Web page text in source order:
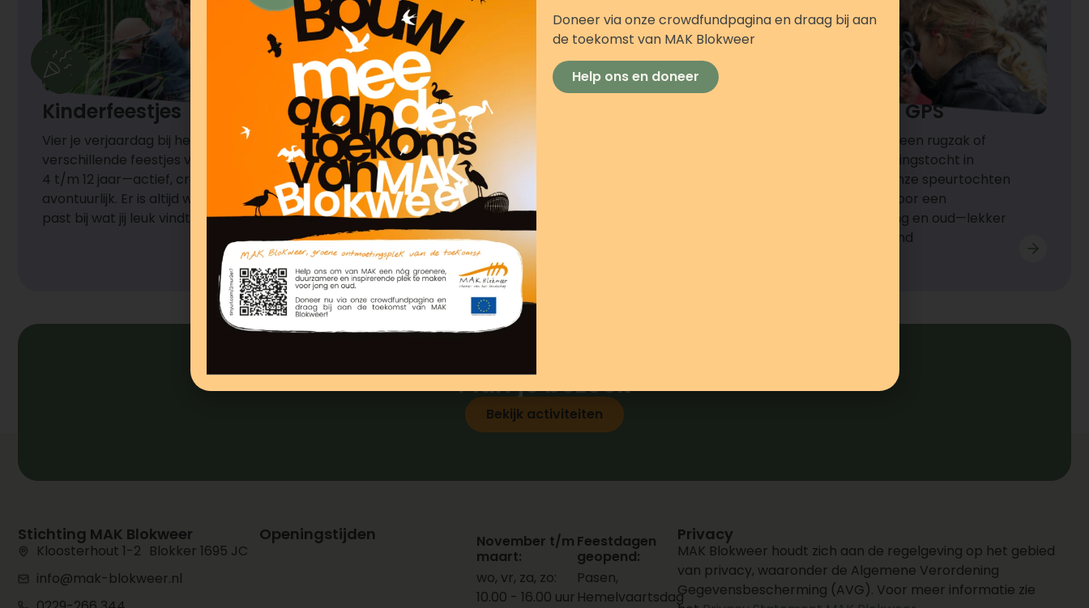
Kinderfeestjes
Vier je verjaardag bij het MAK! We hebben
verschillende feestjes voor kinderen van
4 t/m 12 jaar—actief, creatief, speels of
avontuurlijk. Er is altijd wel een feestje dat
past bij wat jij leuk vindt.
Groepsuitjes & workshops
Op zoek naar een ontspannen of actief
uitje voor familie, vrienden, collega’s of je
team? Ga samen naar buiten voor een
sportieve activiteit, of kies voor een
creatieve of gezellige workshop binnen.
Ideaal voor teambuilding, familiedagen of
een inspirerend bedrijfsuitje.
Speurtochten & GPS
Trek je laarzen aan, pak een rugzak of
tablet en ga op ontdekkingstocht in
Natuurpark Blokweer. Onze speurtochten
en GPS-routes zorgen voor een
avontuurlijk uitje voor jong en oud—lekker
buiten en altijd verrassend
Plan je bezoek
Bekijk activiteiten
Stichting MAK Blokweer
Kloosterhout 1-2 Blokker 1695 JC
info@mak-blokweer.nl
Openingstijden
November t/m
maart:
wo, vr, za, zo:
10.00 - 16.00 uur
Feestdagen
geopend:
Pasen,
Hemelvaartsdag
Privacy
MAK Blokweer houdt zich aan de regelgeving op het gebied
van privacy, waaronder de Algemene Verordening
Gegevensbescherming (AVG). Voor meer informatie zie
Doneer via onze crowdfundpagina en draag bij aan
de toekomst van MAK Blokweer
Help ons en doneer